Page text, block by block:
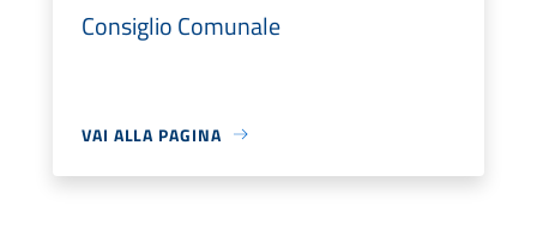
Consiglio Comunale
VAI ALLA PAGINA